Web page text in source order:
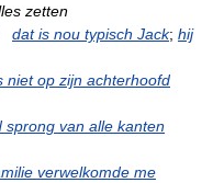
zetten
dat is nou typisch Jack; hij
niet op zijn achterhoofd
sprong van alle kanten
verwelkomde me